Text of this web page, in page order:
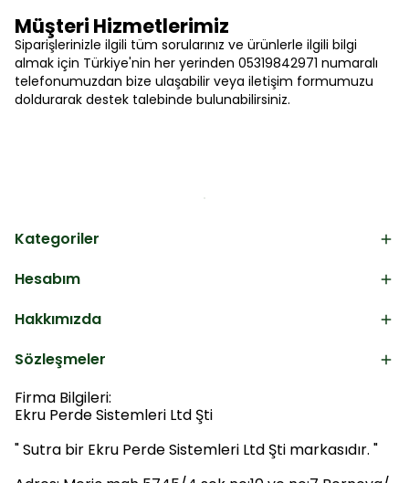
Müşteri Hizmetlerimiz
Siparişlerinizle ilgili tüm sorularınız ve ürünlerle ilgili bilgi
almak için Türkiye'nin her yerinden 05319842971 numaralı
telefonumuzdan bize ulaşabilir veya iletişim formumuzu
doldurarak destek talebinde bulunabilirsiniz.
Kategoriler
Hesabım
Hakkımızda
Sözleşmeler
Firma Bilgileri:
Ekru Perde Sistemleri Ltd Şti
" Sutra bir Ekru Perde Sistemleri Ltd Şti markasıdır. "